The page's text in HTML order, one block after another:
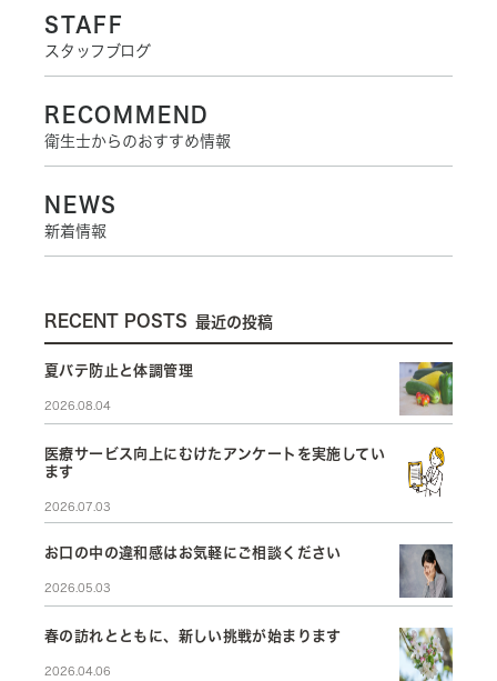
STAFF
スタッフブログ
RECOMMEND
衛生士からのおすすめ情報
NEWS
新着情報
RECENT POSTS 最近の投稿
夏バテ防止と体調管理
2026.08.04
医療サービス向上にむけたアンケートを実施してい
ます
2026.07.03
お口の中の違和感はお気軽にご相談ください
2026.05.03
春の訪れとともに、新しい挑戦が始まります
2026.04.06